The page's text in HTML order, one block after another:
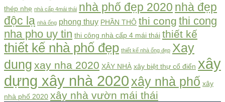
thép nhẹ nhà cấp 4mái thái nhà phố đẹp 2020 nhà đẹp
độc lạ nhà ống phong thuy PHẦN THÔ thi cong thi cong
nha pho uy tin thi công nhà cấp 4 mái thái thiết kế
thiết kế nhà phố đẹp thiết kế nhà ống đẹp Xay
dung xay nha 2020 XÂY NHÀ xây biệt thự cổ điển xây
dựng xây nhà 2020xây nhà phố xây
nhà phố 2020 xây nhà vườn mái thái